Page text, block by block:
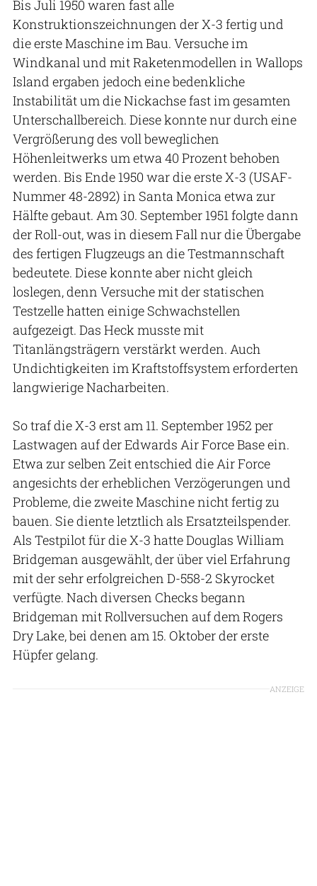
Bis Juli 1950 waren fast alle
Konstruktionszeichnungen der X-3 fertig und
die erste Maschine im Bau. Versuche im
Windkanal und mit Raketenmodellen in Wallops
Island ergaben jedoch eine bedenkliche
Instabilität um die Nickachse fast im gesamten
Unterschallbereich. Diese konnte nur durch eine
Vergrößerung des voll beweglichen
Höhenleitwerks um etwa 40 Prozent behoben
werden. Bis Ende 1950 war die erste X-3 (USAF-
Nummer 48-2892) in Santa Monica etwa zur
Hälfte gebaut. Am 30. September 1951 folgte dann
der Roll-out, was in diesem Fall nur die Übergabe
des fertigen Flugzeugs an die Testmannschaft
bedeutete. Diese konnte aber nicht gleich
loslegen, denn Versuche mit der statischen
Testzelle hatten einige Schwachstellen
aufgezeigt. Das Heck musste mit
Titanlängsträgern verstärkt werden. Auch
Undichtigkeiten im Kraftstoffsystem erforderten
langwierige Nacharbeiten.
So traf die X-3 erst am 11. September 1952 per
Lastwagen auf der Edwards Air Force Base ein.
Etwa zur selben Zeit entschied die Air Force
angesichts der erheblichen Verzögerungen und
Probleme, die zweite Maschine nicht fertig zu
bauen. Sie diente letztlich als Ersatzteilspender.
Als Testpilot für die X-3 hatte Douglas William
Bridgeman ausgewählt, der über viel Erfahrung
mit der sehr erfolgreichen D-558-2 Skyrocket
verfügte. Nach diversen Checks begann
Bridgeman mit Rollversuchen auf dem Rogers
Dry Lake, bei denen am 15. Oktober der erste
Hüpfer gelang.
ANZEIGE